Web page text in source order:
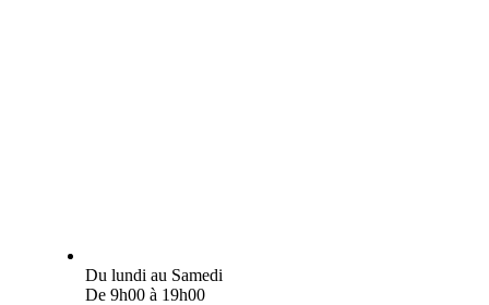
Du lundi au Samedi
De 9h00 à 19h00